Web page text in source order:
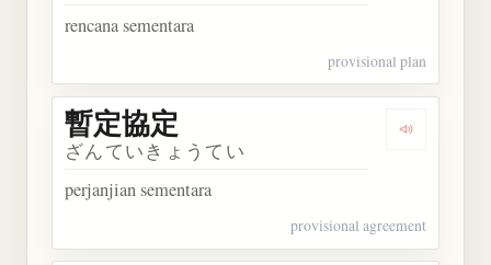
rencana sementara
provisional plan
Dengarkan
暫定協定
ざんていきょうてい
perjanjian sementara
provisional agreement